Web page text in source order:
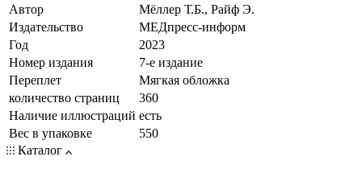
Автор
Мёллер Т.Б., Райф Э.
Издательство
МЕДпресс-информ
Год
2023
Номер издания
7-е издание
Переплет
Мягкая обложка
количество страниц
360
Наличие иллюстраций есть
Вес в упаковке
550
Каталог